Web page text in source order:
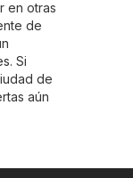
en otras
de
. Si
de
aún